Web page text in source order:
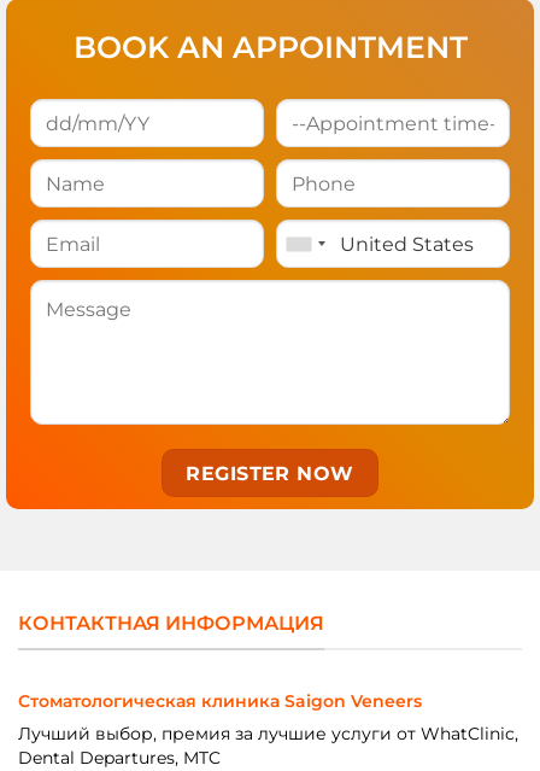
BOOK AN APPOINTMENT
КОНТАКТНАЯ ИНФОРМАЦИЯ
Стоматологическая клиника Saigon Veneers
Лучший выбор, премия за лучшие услуги от WhatClinic,
Dental Departures, MTC